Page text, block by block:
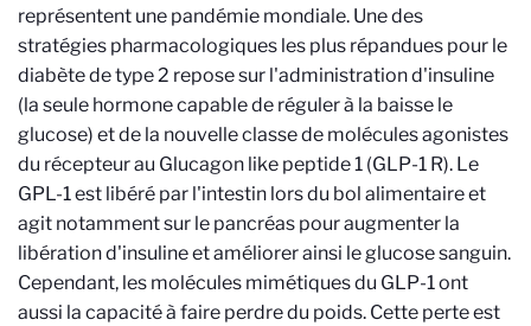
représentent une pandémie mondiale. Une des
stratégies pharmacologiques les plus répandues pour le
diabète de type 2 repose sur l'administration d'insuline
(la seule hormone capable de réguler à la baisse le
glucose) et de la nouvelle classe de molécules agonistes
du récepteur au Glucagon like peptide 1 (GLP-1 R). Le
GPL-1 est libéré par l'intestin lors du bol alimentaire et
agit notamment sur le pancréas pour augmenter la
libération d'insuline et améliorer ainsi le glucose sanguin.
Cependant, les molécules mimétiques du GLP-1 ont
aussi la capacité à faire perdre du poids. Cette perte est